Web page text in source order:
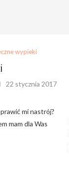
wypieki
22 stycznia 2017
mi nastrój?
mam dla Was